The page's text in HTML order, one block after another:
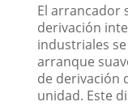
El arrancador
derivación
industriales
arranque
de derivación
unidad. Este